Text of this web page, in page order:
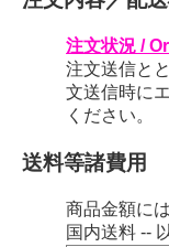
注文状況 /
注文送信と
文送信時に
ください。
送料等諸費用
商品金額に
国内送料 --